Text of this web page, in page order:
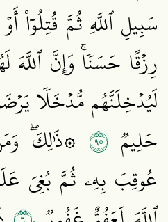
سَبِيلِ ٱللَّهِ ثُمَّ قُتِلُوٓاْ
رِزۡقًا حَسَنٗاۚ وَإِنَّ ٱللَّهَ
لَيُدۡخِلَنَّهُم مُّدۡخَلٗا
حَلِيمٞ ٥٩ ۞ذَٰلِكَۖ
عُوقِبَ بِهِۦ ثُمَّ بُغِيَ